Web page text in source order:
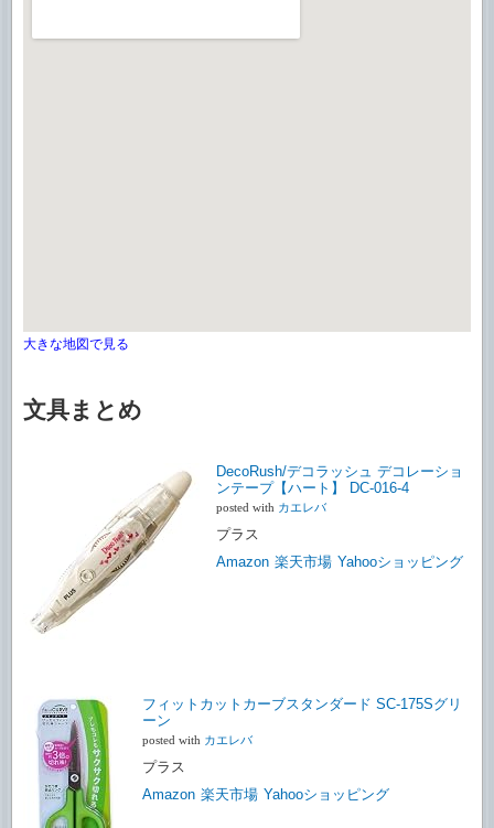
大きな地図で見る
文具まとめ
DecoRush/デコラッシュ デコレーショ
ンテープ【ハート】 DC-016-4
posted with カエレバ
プラス
Amazon 楽天市場 Yahooショッピング
フィットカットカーブスタンダード SC-175Sグリ
ーン
posted with カエレバ
プラス
Amazon 楽天市場 Yahooショッピング